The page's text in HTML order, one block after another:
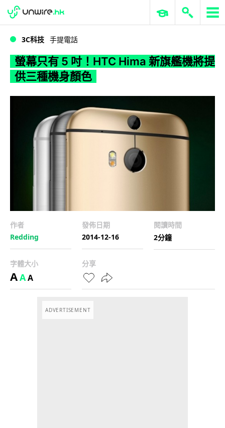
WWDC 2026 ERP 與商業 AI
3C科技 手提電話
螢幕只有 5 吋！HTC Hima 新旗艦機將提
供三種機身顏色
作者
Redding
發佈日期
2014-12-16
閱讀時間
2分鐘
字體大小
AAA
分享
ADVERTISEMENT